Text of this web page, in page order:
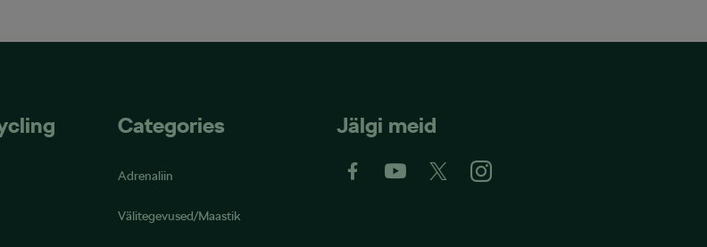
Categories
Adrenaliin
Välitegevused/Maastik
Jälgi meid